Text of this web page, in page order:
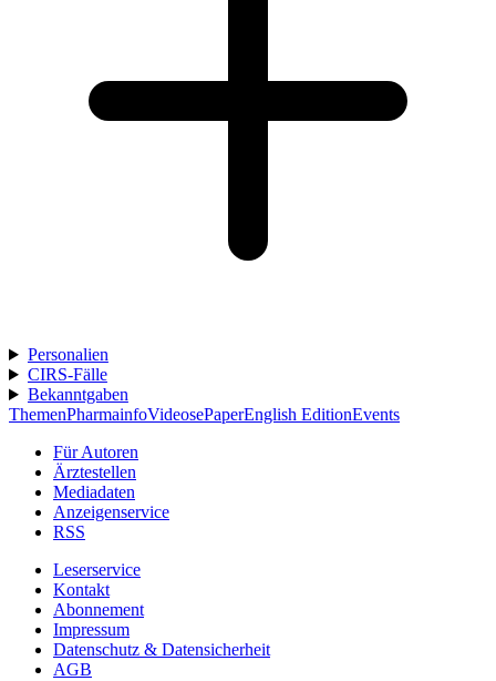
Personalien
CIRS-Fälle
Bekanntgaben
ThemenPharmainfoVideosePaperEnglish EditionEvents
Für Autoren
Ärztestellen
Mediadaten
Anzeigenservice
RSS
Leserservice
Kontakt
Abonnement
Impressum
Datenschutz & Datensicherheit
AGB